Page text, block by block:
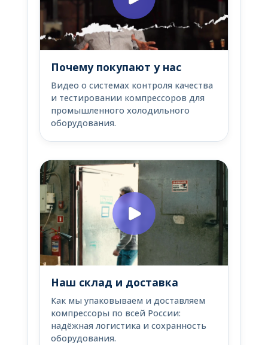
Почему покупают у нас
Видео о системах контроля качества
и тестировании компрессоров для
промышленного холодильного
оборудования.
Наш склад и доставка
Как мы упаковываем и доставляем
компрессоры по всей России:
надёжная логистика и сохранность
оборудования.